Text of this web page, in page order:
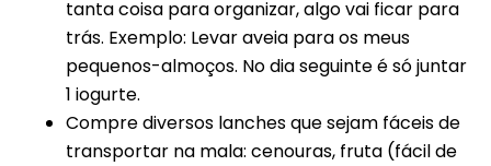
tanta coisa para organizar, algo vai ficar para
trás. Exemplo: Levar aveia para os meus
pequenos-almoços. No dia seguinte é só juntar
1 iogurte.
Compre diversos lanches que sejam fáceis de
transportar na mala: cenouras, fruta (fácil de